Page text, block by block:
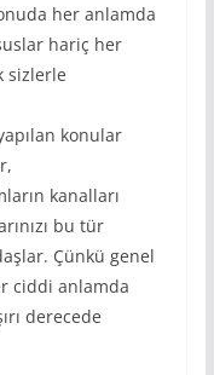
her anlamda
hariç her
sizlerle
konular
kanalları
bu tür
Çünkü genel
ciddi anlamda
derecede